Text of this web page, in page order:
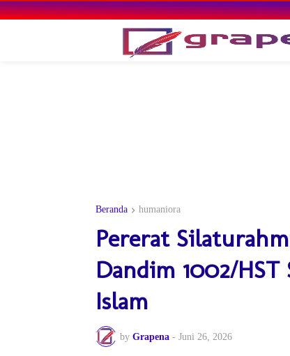
Beranda humaniora
Pererat
Dandim 1002/
Islam
by Grapena - Juni 26, 2026